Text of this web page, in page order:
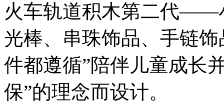
火车轨道积木第二代——
光棒、串珠饰品、手链
件都遵循”陪伴儿童成长
保”的理念而设计。